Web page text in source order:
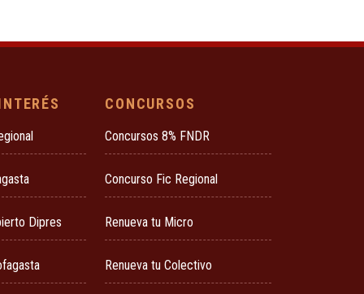
Dipres
CONCURSOS
Concursos 8% FNDR
Concurso Fic Regional
Renueva tu Micro
Renueva tu Colectivo